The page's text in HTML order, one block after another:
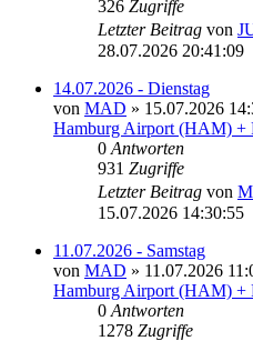
326 Zugriffe
Letzter Beitrag von
28.07.2026 20:41:09
14.07.2026 - Dienstag
von MAD » 15.07.2026
Hamburg Airport (HAM) +
0 Antworten
931 Zugriffe
Letzter Beitrag von
15.07.2026 14:30:55
11.07.2026 - Samstag
von MAD » 11.07.2026
Hamburg Airport (HAM) +
0 Antworten
1278 Zugriffe